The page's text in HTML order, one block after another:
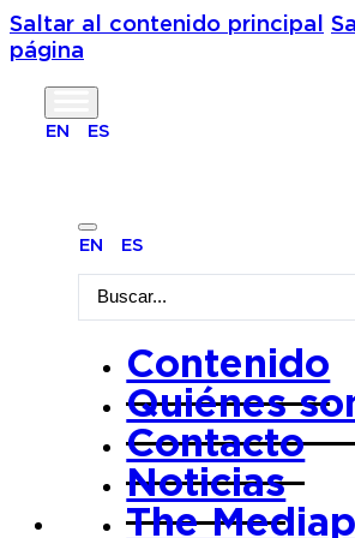
Saltar al contenido principal
página
EN ES
EN ES
Search
Contenido
Quiénes
Contacto
Noticias
The
Tipo de
Llach: la